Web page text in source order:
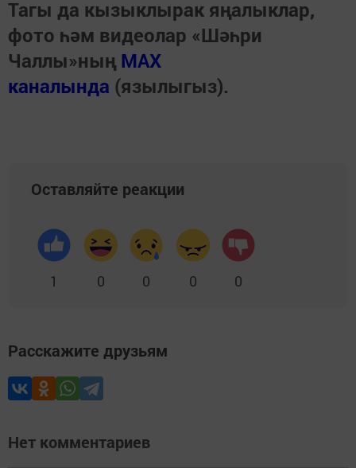
Тагы да кызыклырак яңалыклар,
фото һәм видеолар «Шәһри
Чаллы»ның MAX
каналында (язылыгыз).
Оставляйте реакции
1 0 0 0 0
Расскажите друзьям
Нет комментариев